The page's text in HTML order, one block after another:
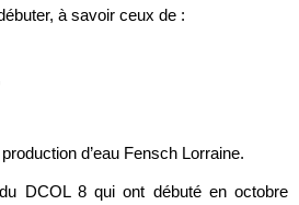
à savoir ceux de :
d’eau Fensch Lorraine.
DCOL 8 qui ont débuté en octobre